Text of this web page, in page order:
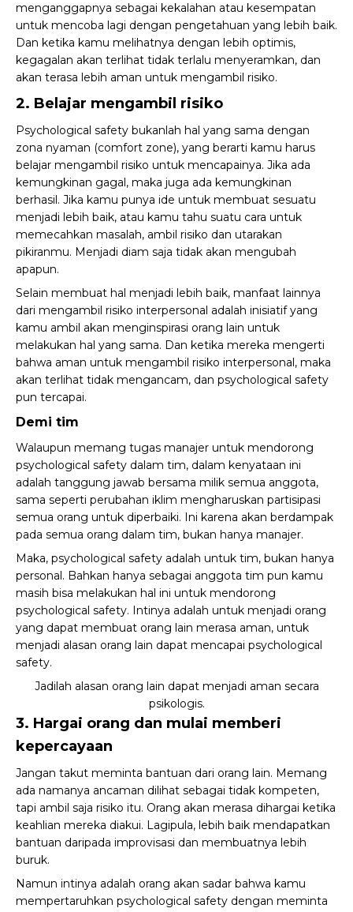
menganggapnya sebagai kekalahan atau kesempatan
untuk mencoba lagi dengan pengetahuan yang lebih baik.
Dan ketika kamu melihatnya dengan lebih optimis,
kegagalan akan terlihat tidak terlalu menyeramkan, dan
akan terasa lebih aman untuk mengambil risiko.
2. Belajar mengambil risiko
Psychological safety bukanlah hal yang sama dengan
zona nyaman (comfort zone), yang berarti kamu harus
belajar mengambil risiko untuk mencapainya. Jika ada
kemungkinan gagal, maka juga ada kemungkinan
berhasil. Jika kamu punya ide untuk membuat sesuatu
menjadi lebih baik, atau kamu tahu suatu cara untuk
memecahkan masalah, ambil risiko dan utarakan
pikiranmu. Menjadi diam saja tidak akan mengubah
apapun.
Selain membuat hal menjadi lebih baik, manfaat lainnya
dari mengambil risiko interpersonal adalah inisiatif yang
kamu ambil akan menginspirasi orang lain untuk
melakukan hal yang sama. Dan ketika mereka mengerti
bahwa aman untuk mengambil risiko interpersonal, maka
akan terlihat tidak mengancam, dan psychological safety
pun tercapai.
Demi tim
Walaupun memang tugas manajer untuk mendorong
psychological safety dalam tim, dalam kenyataan ini
adalah tanggung jawab bersama milik semua anggota,
sama seperti perubahan iklim mengharuskan partisipasi
semua orang untuk diperbaiki. Ini karena akan berdampak
pada semua orang dalam tim, bukan hanya manajer.
Maka, psychological safety adalah untuk tim, bukan hanya
personal. Bahkan hanya sebagai anggota tim pun kamu
masih bisa melakukan hal ini untuk mendorong
psychological safety. Intinya adalah untuk menjadi orang
yang dapat membuat orang lain merasa aman, untuk
menjadi alasan orang lain dapat mencapai psychological
safety.
Jadilah alasan orang lain dapat menjadi aman secara
psikologis.
3. Hargai orang dan mulai memberi
kepercayaan
Jangan takut meminta bantuan dari orang lain. Memang
ada namanya ancaman dilihat sebagai tidak kompeten,
tapi ambil saja risiko itu. Orang akan merasa dihargai ketika
keahlian mereka diakui. Lagipula, lebih baik mendapatkan
bantuan daripada improvisasi dan membuatnya lebih
buruk.
Namun intinya adalah orang akan sadar bahwa kamu
mempertaruhkan psychological safety dengan meminta